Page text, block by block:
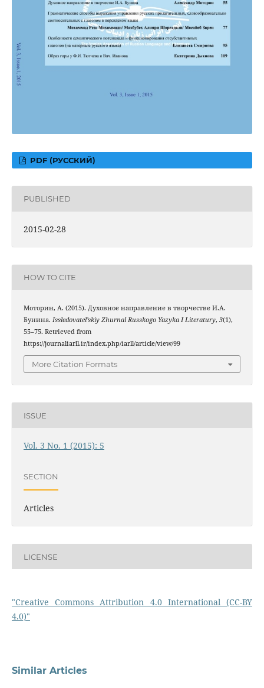
PDF (РУССКИЙ)
PUBLISHED
2015-02-28
HOW TO CITE
Моторин, А. (2015). Духовное направление в творчестве И.А.
Бунина. Issledovatel’skiy Zhurnal Russkogo Yazyka I Literatury, 3(1),
55–75. Retrieved from
https://journaliarll.ir/index.php/iarll/article/view/99
More Citation Formats
ISSUE
Vol. 3 No. 1 (2015): 5
SECTION
Articles
LICENSE
"Creative Commons Attribution 4.0 International (CC-BY
4.0)"
Similar Articles